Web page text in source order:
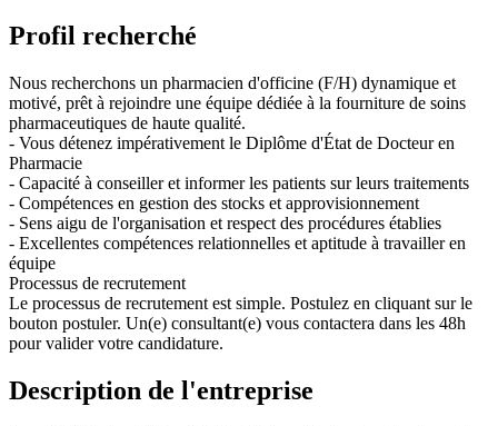
Profil recherché
Nous recherchons un pharmacien d'officine (F/H) dynamique et
motivé, prêt à rejoindre une équipe dédiée à la fourniture de soins
pharmaceutiques de haute qualité.
- Vous détenez impérativement le Diplôme d'État de Docteur en
Pharmacie
- Capacité à conseiller et informer les patients sur leurs traitements
- Compétences en gestion des stocks et approvisionnement
- Sens aigu de l'organisation et respect des procédures établies
- Excellentes compétences relationnelles et aptitude à travailler en
équipe
Processus de recrutement
Le processus de recrutement est simple. Postulez en cliquant sur le
bouton postuler. Un(e) consultant(e) vous contactera dans les 48h
pour valider votre candidature.
Description de l'entreprise